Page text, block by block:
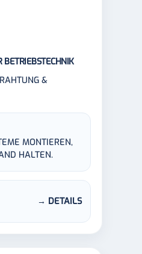
BETRIEBSTECHNIK
&
MONTIEREN,
HALTEN.
→ DETAILS